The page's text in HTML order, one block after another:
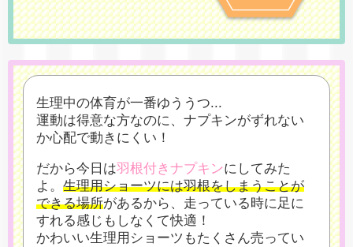
生理中の体育が一番ゆううつ...
運動は得意な方なのに、ナプキンがずれない
か心配で動きにくい！
だから今日は羽根付きナプキンにしてみた
よ。 生理用ショーツには羽根をしまうことが
できる場所があるから、 走っている時に足に
すれる感じもしなくて快適！
かわいい生理用ショーツもたくさん売ってい